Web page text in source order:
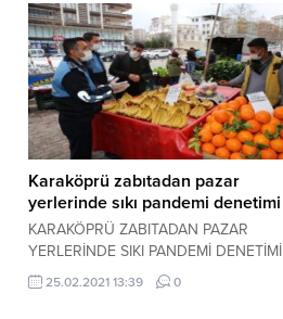
Karaköprü zabıtadan pazar
yerlerinde sıkı pandemi denetimi
KARAKÖPRÜ ZABITADAN PAZAR
YERLERİNDE SIKI PANDEMİ DENETİMİ
25.02.2021 13:39 0